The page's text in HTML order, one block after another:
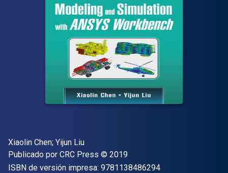
Autor(es)
Xiaolin Chen; Yijun Liu
Editorial
Publicado por CRC Press Copyright
© 2019
ISBN de versión impresa: 9781138486294"ISBN-13